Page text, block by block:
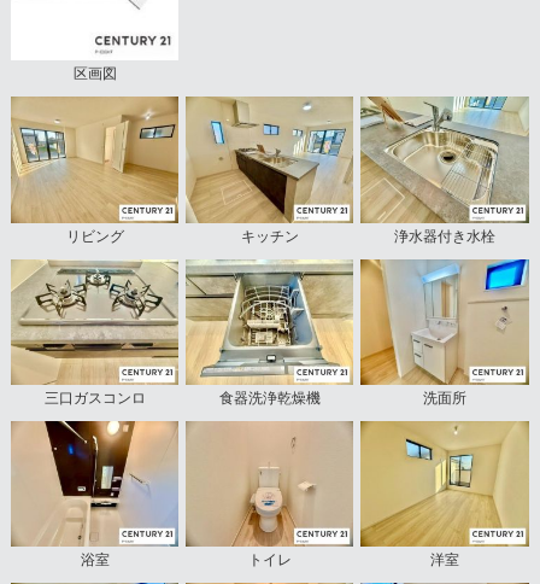
区画図
リビング キッチン 浄水器付き水栓
三口ガスコンロ 食器洗浄乾燥機 洗面所
浴室 トイレ 洋室